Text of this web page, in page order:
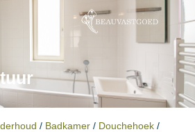
/ Badkamer / Douchehoek /